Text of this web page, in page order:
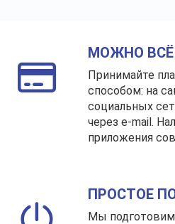
МОЖНО ВСЁ
Принимайте
способом: на
социальных
через e-mail.
приложения
ПРОСТОЕ
Мы